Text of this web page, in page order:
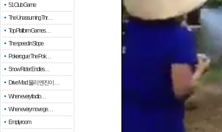
51 Club Game
The Unassuming Thr…
Top Platform Games…
The speed in Slope
Pokerogue: The Pok…
Snow Rider: Endles…
Drive Mad: 물리 엔진이 …
When every fractio…
When every move ge…
Empty room